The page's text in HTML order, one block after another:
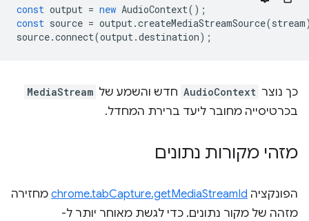
const output = new AudioContext();
const source = output.createMediaStreamSource(stream
source.connect(output.destination);
כך נוצר AudioContext חדש והשמע של MediaStream
בכרטיסייה מחובר ליעד ברירת המחדל.
מזהי מקורות נתונים
הפונקציה chrome.tabCapture.getMediaStreamId מחזירה
מזהה של מקור נתונים. כדי לגשת מאוחר יותר ל-